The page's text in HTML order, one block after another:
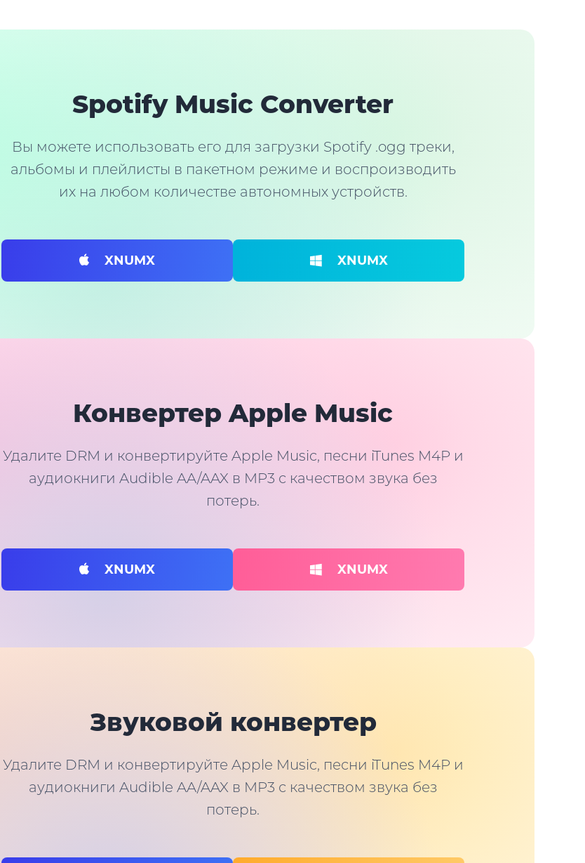
Spotify Music Converter
Вы можете использовать его для загрузки Spotify .ogg треки,
альбомы и плейлисты в пакетном режиме и воспроизводить
их на любом количестве автономных устройств.
XNUMX XNUMX
Конвертер Apple Music
Удалите DRM и конвертируйте Apple Music, песни iTunes M4P и
аудиокниги Audible AA/AAX в MP3 с качеством звука без
потерь.
XNUMX XNUMX
Звуковой конвертер
Удалите DRM и конвертируйте Apple Music, песни iTunes M4P и
аудиокниги Audible AA/AAX в MP3 с качеством звука без
потерь.